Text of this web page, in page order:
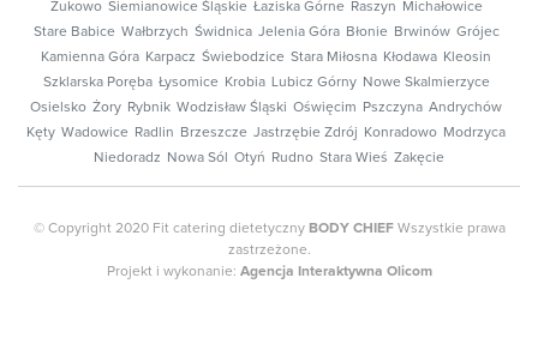
Żukowo Siemianowice Śląskie Łaziska Górne Raszyn
Michałowice
Stare Babice Wałbrzych Świdnica Jelenia Góra Błonie Brwinów Grójec
Kamienna Góra Karpacz Świebodzice Stara Miłosna Kłodawa Kleosin
Szklarska Poręba Łysomice Krobia Lubicz Górny
Nowe Skalmierzyce
Osielsko Żory Rybnik Wodzisław Śląski Oświęcim Pszczyna Andrychów
Kęty Wadowice Radlin Brzeszcze Jastrzębie Zdrój Konradowo Modrzyca
Niedoradz
Nowa Sól Otyń Rudno Stara Wieś Zakęcie
© Copyright 2020 Fit catering dietetyczny BODY CHIEFWszystkie prawa
zastrzeżone.
Projekt i wykonanie: Agencja Interaktywna Olicom